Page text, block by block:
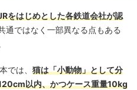
をはじめとした各鉄道会社が認
通ではなく一部異なる点もある
では、 猫は「小動物」として分
以内、かつケース重量10kg